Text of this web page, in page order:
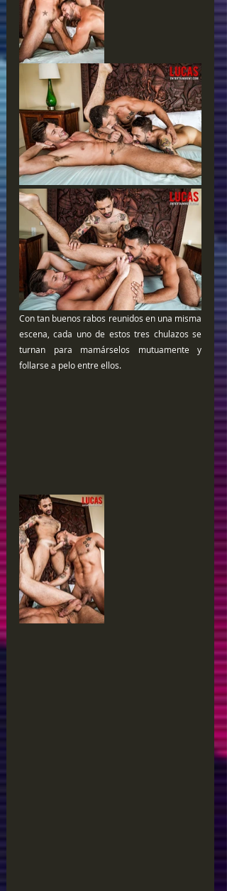
Con tan buenos rabos reunidos en una misma
escena, cada uno de estos tres chulazos se
turnan para mamárselos mutuamente y
follarse a pelo entre ellos.